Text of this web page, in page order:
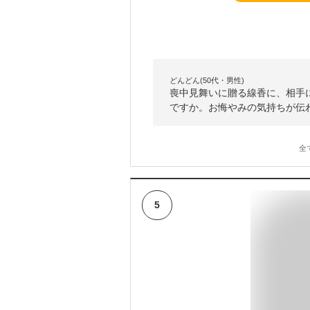
どんどん(50代・男性)
喪中見舞いに贈る線香に、相
ですか。お悔やみの気持ちが
全
5